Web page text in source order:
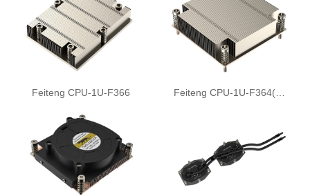
Feiteng CPU-1U-F366 Feiteng CPU-1U-F364(…